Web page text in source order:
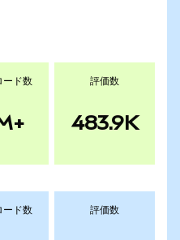
ード数 評価数
483.9K
ード数 評価数